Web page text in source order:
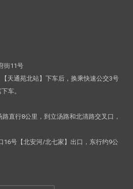
街11号
天通苑北站】下车后，换乘快速公交3号
车。
直行8公里，到立汤路和北清路交叉口，
16号【北安河/北七家】出口，东行约9公